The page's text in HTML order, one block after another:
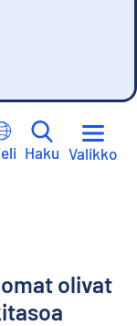
Haku Valikko
olivat